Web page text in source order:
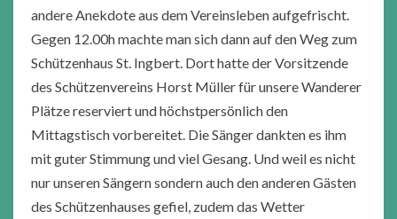
andere Anekdote aus dem Vereinsleben aufgefrischt.
Gegen 12.00h machte man sich dann auf den Weg zum
Schützenhaus St. Ingbert. Dort hatte der Vorsitzende
des Schützenvereins Horst Müller für unsere Wanderer
Plätze reserviert und höchstpersönlich den
Mittagstisch vorbereitet. Die Sänger dankten es ihm
mit guter Stimmung und viel Gesang. Und weil es nicht
nur unseren Sängern sondern auch den anderen Gästen
des Schützenhauses gefiel, zudem das Wetter